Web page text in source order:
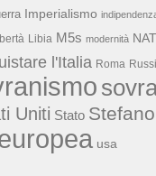
Imperialismo
Libia M5s modernità
l'Italia Roma
Uniti Stato
usa